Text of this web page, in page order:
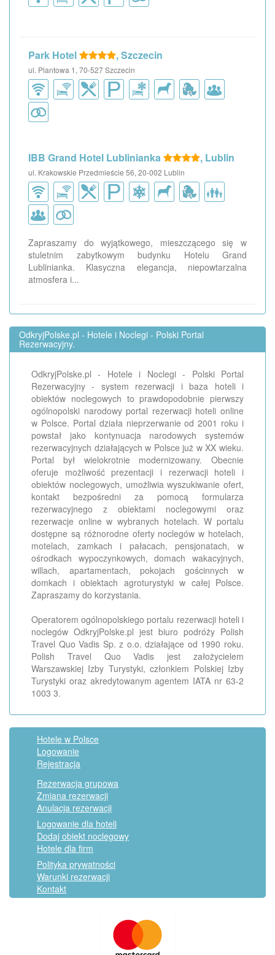
Park Hotel , Szczecin
ul. Plantowa 1, 70-527 Szczecin
IBB Grand Hotel Lublinianka , Lublin
ul. Krakowskie Przedmieście 56, 20-002 Lublin
Zapraszamy do wyjątkowego, mieszczącego się w
stuletnim zabytkowym budynku Hotelu Grand
Lublinianka. Klasyczna elegancja, niepowtarzalna
atmosfera i...
OdkryjPolske.pl - Hotele i Noclegi - Polski Portal
Rezerwacyjny.
OdkryjPolske.pl - Hotele i Noclegi - Polski Portal
Rezerwacyjny - system rezerwacji i baza hoteli i
obiektów noclegowych to prawdopodobnie pierwszy
ogólnopolski narodowy portal rezerwacji hoteli online
w Polsce. Portal działa nieprzerwanie od 2001 roku i
powstał jako kontynuacja narodowych systemów
rezerwacyjnych działających w Polsce już w XX wieku.
Portal był wielokrotnie modernizowany. Obecnie
oferuje możliwość prezentacji i rezerwacji hoteli i
obiektów noclegowych, umożliwia wyszukiwanie ofert,
kontakt bezpośredni za pomocą formularza
rezerwacyjnego z obiektami noclegowymi oraz
rezerwacje online w wybranych hotelach. W portalu
dostępne są różnorodne oferty noclegów w hotelach,
motelach, zamkach i pałacach, pensjonatach, w
ośrodkach wypoczynkowych, domach wakacyjnych,
willach, apartamentach, pokojach gościnnych w
domkach i obiektach agroturystyki w całej Polsce.
Zapraszamy do korzystania.
Operatorem ogólnopolskiego portalu rezerwacji hoteli i
noclegów OdkryjPolske.pl jest biuro podróży Polish
Travel Quo Vadis Sp. z o.o. działające od 1990 roku.
Polish Travel Quo Vadis jest założycielem
Warszawskiej Izby Turystyki, członkiem Polskiej Izby
Turystyki oraz akredytowanym agentem IATA nr 63-2
1003 3.
Hotele w Polsce
Logowanie
Rejestracja
Rezerwacja grupowa
Zmiana rezerwacji
Anulacja rezerwacji
Logowanie dla hoteli
Dodaj obiekt noclegowy
Hotele dla firm
Polityka prywatności
Warunki rezerwacji
Kontakt